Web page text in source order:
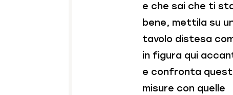
e che sai che ti
bene, mettila su
tavolo distesa
in figura qui
e confronta
misure con quelle